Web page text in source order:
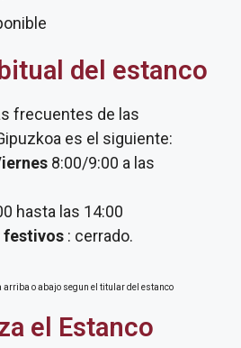
del estanco
frecuentes de las
es el siguiente:
8:00/9:00 a las
hasta las 14:00
festivos : cerrado.
arriba o abajo segun el titular del estanco
el Estanco